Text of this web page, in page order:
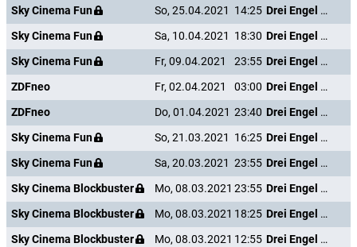
Sky Cinema Fun
So, 25.04.2021 14:25
Drei Engel für Charlie - Volle Power
Sky Cinema Fun
Sa, 10.04.2021 18:30
Drei Engel für Charlie - Volle Power
Sky Cinema Fun
Fr, 09.04.2021 23:55
Drei Engel für Charlie - Volle Power
ZDFneo
Fr, 02.04.2021 03:00
Drei Engel für Charlie - Volle Power
ZDFneo
Do, 01.04.2021 23:40
Drei Engel für Charlie - Volle Power
Sky Cinema Fun
So, 21.03.2021 16:25
Drei Engel für Charlie - Volle Power
Sky Cinema Fun
Sa, 20.03.2021 23:55
Drei Engel für Charlie - Volle Power
Sky Cinema Blockbuster
Mo, 08.03.2021 23:55
Drei Engel für Charlie - Volle Power
Sky Cinema Blockbuster
Mo, 08.03.2021 18:25
Drei Engel für Charlie - Volle Power
Sky Cinema Blockbuster
Mo, 08.03.2021 12:55
Drei Engel für Charlie - Volle Power